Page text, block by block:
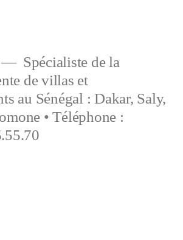
Spécialiste de la
de villas et
au Sénégal : Dakar, Saly,
• Téléphone :